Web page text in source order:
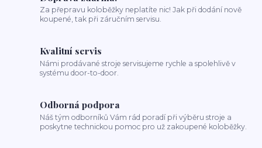
Za přepravu koloběžky neplatíte nic! Jak při dodání nově
koupené, tak při záručním servisu.
Kvalitní servis
Námi prodávané stroje servisujeme rychle a spolehlivě v
systému door-to-door.
Odborná podpora
Náš tým odborníků Vám rád poradí při výběru stroje a
poskytne technickou pomoc pro už zakoupené koloběžky.